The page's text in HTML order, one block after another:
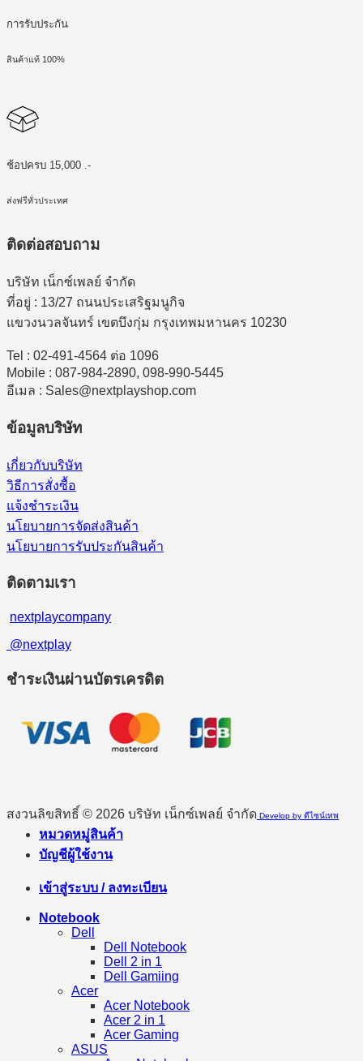
การรับประกัน
สินค้าแท้ 100%
ช้อปครบ 15,000 .-
ส่งฟรีทั่วประเทศ
ติดต่อสอบถาม
บริษัท เน็กซ์เพลย์ จำกัด
ที่อยู่ : 13/27 ถนนประเสริฐมนูกิจ
แขวงนวลจันทร์ เขตบึงกุ่ม กรุงเทพมหานคร 10230
Tel : 02-491-4564 ต่อ 1096
Mobile : 087-984-2890, 098-990-5445
อีเมล : Sales@nextplayshop.com
ข้อมูลบริษัท
เกี่ยวกับบริษัท
วิธีการสั่งซื้อ
แจ้งชำระเงิน
นโยบายการจัดส่งสินค้า
นโยบายการรับประกันสินค้า
ติดตามเรา
nextplaycompany
@nextplay
ชำระเงินผ่านบัตรเครดิต
สงวนลิขสิทธิ์ © 2026 บริษัท เน็กซ์เพลย์ จำกัด Develop by ดีไซน์เทพ
หมวดหมู่สินค้า
บัญชีผู้ใช้งาน
เข้าสู่ระบบ / ลงทะเบียน
Notebook
Dell
Dell Notebook
Dell 2 in 1
Dell Gamiing
Acer
Acer Notebook
Acer 2 in 1
Acer Gaming
ASUS